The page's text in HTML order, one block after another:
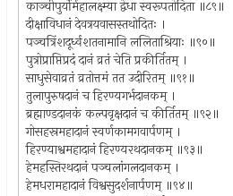
काञ्चीपुर्योर्महालक्ष्म्या द्वेधा स्वरूपतोदिता ॥८९॥
दीक्षाविधानं देवत्रयवासस्तथोदितः ।
पञ्चत्रिंशदूर्ध्वशतनामानि ललिताश्रियाः ॥९०॥
पुत्रोप्राप्तिप्रदं दानं व्रतं चेति प्रकीर्तितम् ।
साधुसेवाव्रतं व्रतोत्तमं तत उदीरितम् ॥९१॥
तुलापुरुषदानं च हिरण्यगर्भदानकम् ।
ब्रह्माण्डदानकं कल्पवृक्षदानं च कीर्तितम् ॥९२॥
गोसहस्रमहादानं स्वर्णकामगवार्पणम् ।
हिरण्याश्वमहादानं हिरण्यरथदानकम् ॥९३॥
हेमहस्तिरथदानं पञ्चलांगलदानकम् ।
हेमधरामहादानं विश्वसुदर्शनार्पणम् ॥९४॥